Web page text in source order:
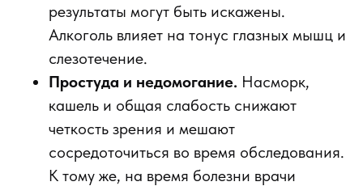
результаты могут быть искажены.
Алкоголь влияет на тонус глазных мышц и
слезотечение.
Простуда и недомогание. Насморк,
кашель и общая слабость снижают
четкость зрения и мешают
сосредоточиться во время обследования.
К тому же, на время болезни врачи